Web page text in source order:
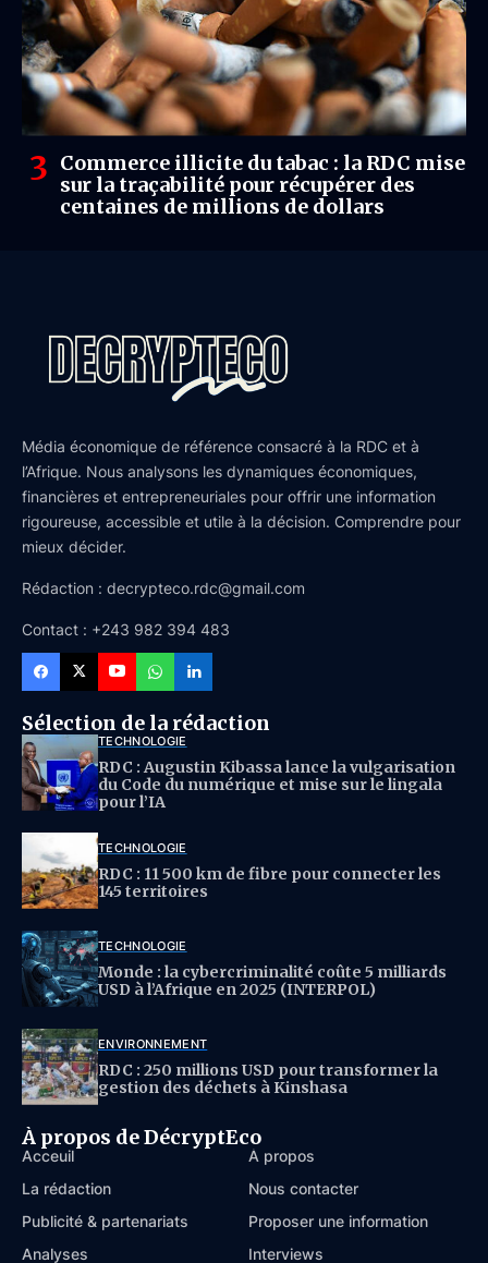
Commerce illicite du tabac : la RDC mise
sur la traçabilité pour récupérer des
centaines de millions de dollars
Média économique de référence consacré à la RDC et à
l’Afrique. Nous analysons les dynamiques économiques,
financières et entrepreneuriales pour offrir une information
rigoureuse, accessible et utile à la décision. Comprendre pour
mieux décider.
Rédaction : decrypteco.rdc@gmail.com
Contact : +243 982 394 483
Sélection de la rédaction
TECHNOLOGIE
RDC : Augustin Kibassa lance la vulgarisation
du Code du numérique et mise sur le lingala
pour l’IA
TECHNOLOGIE
RDC : 11 500 km de fibre pour connecter les
145 territoires
TECHNOLOGIE
Monde : la cybercriminalité coûte 5 milliards
USD à l’Afrique en 2025 (INTERPOL)
ENVIRONNEMENT
RDC : 250 millions USD pour transformer la
gestion des déchets à Kinshasa
À propos de DécryptEco
Acceuil
À propos
La rédaction
Nous contacter
Publicité & partenariats
Proposer une information
Analyses
Interviews